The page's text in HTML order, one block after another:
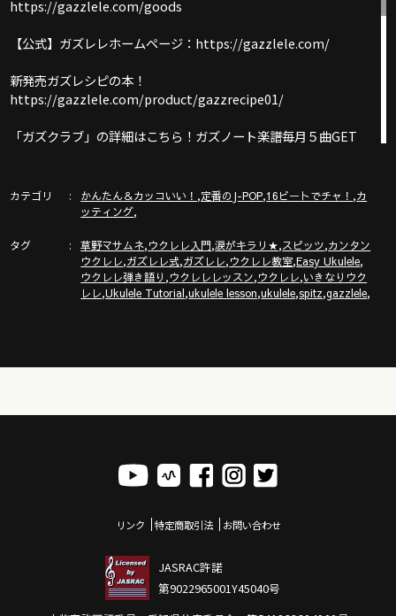
https://gazzlele.com/goods
【公式】ガズレレホームページ：https://gazzlele.com/
新発売ガズレシピの本！
https://gazzlele.com/product/gazzrecipe01/
「ガズクラブ」の詳細はこちら！ガズノート楽譜毎月５曲GET
「ガズレレ大学」の詳細はこちら！ウクレレ技術が楽しく向
https://www.youtube.com/channel/
ガズのサブチャンネル「ガズノイエ」
https://www.youtube.com/channel/UC8YUGZF76p-
ガズレレのアプリ「ガズレシピ」
カテゴリ かんたん＆カッコいい！ ,定番のJ-POP,16ビートでチャ！ ,カ
ッティング,
タグ 草野マサムネ,ウクレレ入門,涙がキラリ★,スピッツ,カンタン
ウクレレ,ガズレレ式,ガズレレ,ウクレレ教室,Easy Ukulele,
ウクレレ弾き語り ,ウクレレレッスン,ウクレレ,いきなりウク
レレ,Ukulele Tutorial,ukulele lesson,ukulele,spitz,gazzlele,
リンク 特定商取引法 お問い合わせ
JASRAC許諾
第9022965001Y45040号